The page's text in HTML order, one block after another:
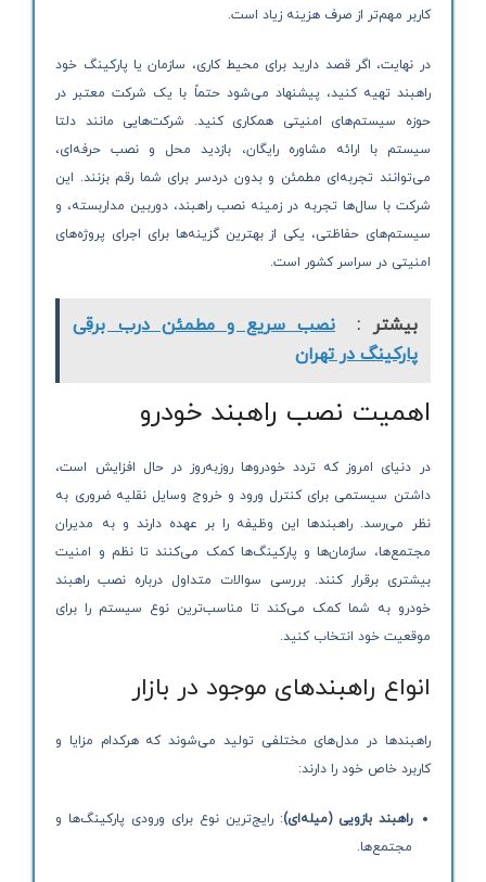
کاربر مهم‌تر از صرف هزینه زیاد است.
در نهایت، اگر قصد دارید برای محیط کاری، سازمان یا پارکینگ خود
راهبند تهیه کنید، پیشنهاد می‌شود حتماً با یک شرکت معتبر در
حوزه سیستم‌های امنیتی همکاری کنید. شرکت‌هایی مانند دلتا
سیستم با ارائه مشاوره رایگان، بازدید محل و نصب حرفه‌ای،
می‌توانند تجربه‌ای مطمئن و بدون دردسر برای شما رقم بزنند. این
شرکت با سال‌ها تجربه در زمینه نصب راهبند، دوربین مداربسته، و
سیستم‌های حفاظتی، یکی از بهترین گزینه‌ها برای اجرای پروژه‌های
امنیتی در سراسر کشور است.
بیشتر :
نصب سریع و مطمئن درب برقی
پارکینگ در تهران
اهمیت نصب راهبند خودرو
در دنیای امروز که تردد خودروها روزبه‌روز در حال افزایش است،
داشتن سیستمی برای کنترل ورود و خروج وسایل نقلیه ضروری به
نظر می‌رسد. راهبندها این وظیفه را بر عهده دارند و به مدیران
مجتمع‌ها، سازمان‌ها و پارکینگ‌ها کمک می‌کنند تا نظم و امنیت
بیشتری برقرار کنند. بررسی سوالات متداول درباره نصب راهبند
خودرو به شما کمک می‌کند تا مناسب‌ترین نوع سیستم را برای
موقعیت خود انتخاب کنید.
انواع راهبندهای موجود در بازار
راهبندها در مدل‌های مختلفی تولید می‌شوند که هرکدام مزایا و
کاربرد خاص خود را دارند:
راهبند بازویی (میله‌ای): رایج‌ترین نوع برای ورودی پارکینگ‌ها و
مجتمع‌ها.